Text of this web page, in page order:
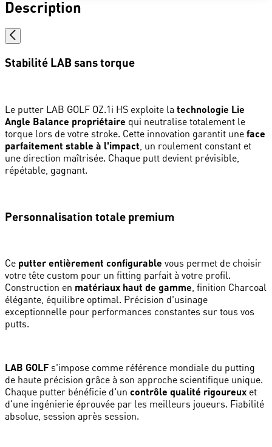
Description
Stabilité LAB sans torque
Le putter LAB GOLF OZ.1i HS exploite la technologie Lie
Angle Balance propriétaire qui neutralise totalement le
torque lors de votre stroke. Cette innovation garantit une face
parfaitement stable à l'impact , un roulement constant et
une direction maîtrisée. Chaque putt devient prévisible,
répétable, gagnant.
Personnalisation totale premium
Ce putter entièrement configurable vous permet de choisir
votre tête custom pour un fitting parfait à votre profil.
Construction en matériaux haut de gamme, finition Charcoal
élégante, équilibre optimal. Précision d'usinage
exceptionnelle pour performances constantes sur tous vos
putts.
LAB GOLF s'impose comme référence mondiale du putting
de haute précision grâce à son approche scientifique unique.
Chaque putter bénéficie d'un contrôle qualité rigoureux et
d'une ingénierie éprouvée par les meilleurs joueurs. Fiabilité
absolue, session après session.